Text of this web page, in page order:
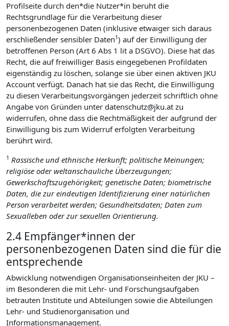
Profilseite durch den*die Nutzer*in beruht die
Rechtsgrundlage für die Verarbeitung dieser
personenbezogenen Daten (inklusive etwaiger sich daraus
erschließender sensibler Daten1) auf der Einwilligung der
betroffenen Person (Art 6 Abs 1 lit a DSGVO). Diese hat das
Recht, die auf freiwilliger Basis eingegebenen Profildaten
eigenständig zu löschen, solange sie über einen aktiven JKU
Account verfügt. Danach hat sie das Recht, die Einwilligung
zu diesen Verarbeitungsvorgängen jederzeit schriftlich ohne
Angabe von Gründen unter datenschutz@jku.at zu
widerrufen, ohne dass die Rechtmäßigkeit der aufgrund der
Einwilligung bis zum Widerruf erfolgten Verarbeitung
berührt wird.
1 Rassische und ethnische Herkunft; politische Meinungen;
religiöse oder weltanschauliche Überzeugungen;
Gewerkschaftszugehörigkeit; genetische Daten; biometrische
Daten, die zur eindeutigen Identifizierung einer natürlichen
Person verarbeitet werden; Gesundheitsdaten; Daten zum
Sexualleben oder zur sexuellen Orientierung.
2.4 Empfänger*innen der
personenbezogenen Daten sind die für die
entsprechende
Abwicklung notwendigen Organisationseinheiten der JKU –
im Besonderen die mit Lehr- und Forschungsaufgaben
betrauten Institute und Abteilungen sowie die Abteilungen
Lehr- und Studienorganisation und
Informationsmanagement.